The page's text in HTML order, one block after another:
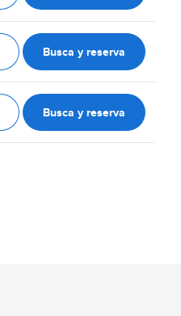
Busca y reserva
Busca y reserva